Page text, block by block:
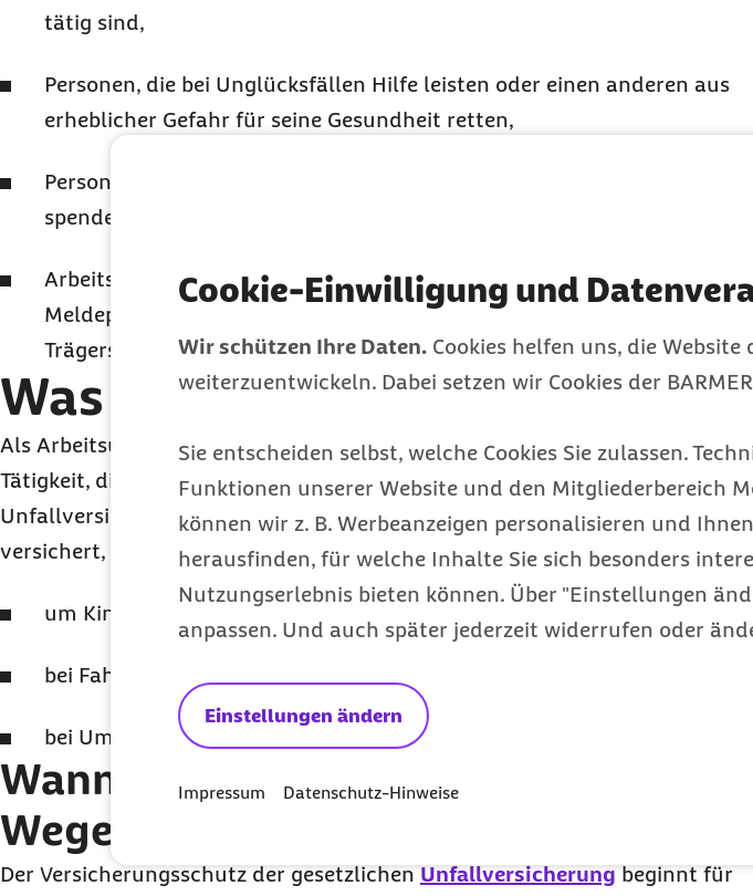
Cookie-Einwilligung und
Wir schützen Ihre Daten. Cookies helfen uns, die
weiterzuentwickeln. Dabei setzen wir Cookies der
Sie entscheiden selbst, welche Cookies Sie zulassen.
Funktionen unserer Website und den Mitgliederbereich
können wir z. B. Werbeanzeigen personalisieren und
herausfinden, für welche Inhalte Sie sich besonders
Nutzungserlebnis bieten können. Über "Einstellungen
anpassen. Und auch später jederzeit widerrufen oder
Einstellungen ändern
Impressum Datenschutz-Hinweise
tätig sind,
Personen, die bei Unglücksfällen Hilfe leisten oder einen anderen aus
erheblicher Gefahr für seine Gesundheit retten,
Personen, die Blut oder körpereigene Organe, Organteile oder Gewebe
spenden,
Arbeitslosengeld- oder ArbeitslosengeldII-Empfänger, die der
Meldepflicht unterliegen und einer Aufforderung des zuständigen
Trägers nachkommen.
Was ist ein Wegeunfall?
Als Arbeitsunfall gilt auch ein Unfall auf dem Weg von und zu einer
Tätigkeit, die unter dem Versicherungsschutz der gesetzlichen
Unfallversicherung steht (Wegeunfall). Dabei sind auch Umwege
versichert, die zum Beispiel notwendig werden,
um Kinder während der
bei Fahrgemeinschaften oder
bei Umleitungen.
Wann beginnt der Schutz beim
Wegeunfall?
Der Versicherungsschutz der gesetzlichen Unfallversicherung beginnt für